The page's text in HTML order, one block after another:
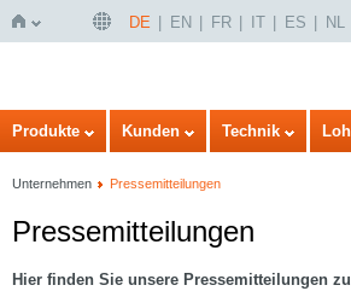
Startseite
DE EN FR IT ES NL
Produkte Kunden Technik
Unternehmen Pressemitteilungen
Pressemitteilungen
Hier finden Sie unsere Pressemitteilungen